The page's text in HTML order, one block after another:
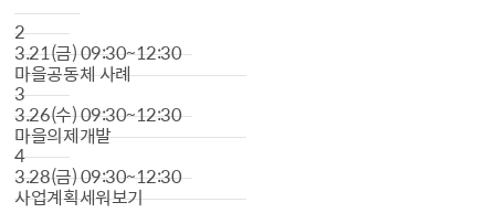
2
3.21(금) 09:30~12:30
마을공동체 사례
3
3.26(수) 09:30~12:30
마을의제개발
4
3.28(금) 09:30~12:30
사업계획세워보기